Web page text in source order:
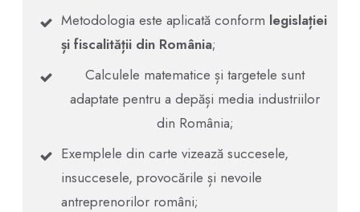
Metodologia este aplicată conform legislației
și fiscalității din România;
Calculele matematice și targetele sunt
adaptate pentru a depăși media industriilor
din România;
Exemplele din carte vizează succesele,
insuccesele, provocările și nevoile
antreprenorilor români;